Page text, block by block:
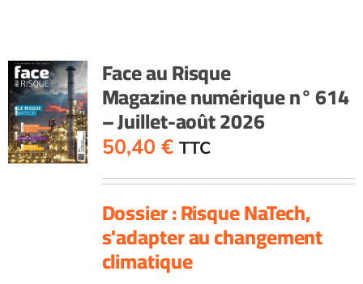
Face au Risque
Magazine numérique n° 614
– Juillet-août 2026
50,40 € TTC
Dossier : Risque NaTech,
s'adapter au changement
climatique